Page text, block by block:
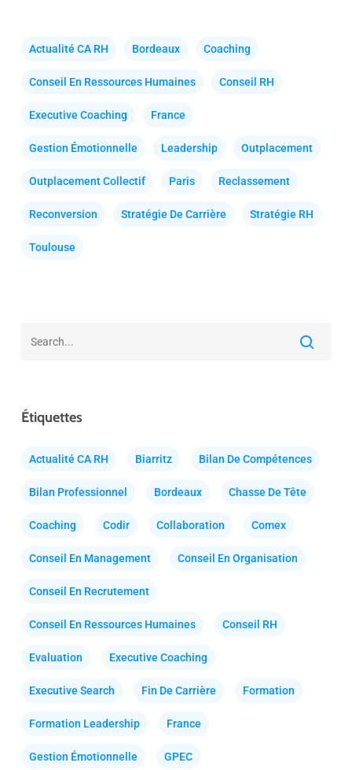
Actualité CA RH Bordeaux Coaching
Conseil En Ressources Humaines Conseil RH
Executive Coaching France
Gestion Émotionnelle Leadership Outplacement
Outplacement Collectif Paris Reclassement
Reconversion Stratégie De Carrière Stratégie RH
Toulouse
Étiquettes
Actualité CA RH Biarritz Bilan De Compétences
Bilan Professionnel Bordeaux Chasse De Tête
Coaching Codir Collaboration Comex
Conseil En Management Conseil En Organisation
Conseil En Recrutement
Conseil En Ressources Humaines Conseil RH
Evaluation Executive Coaching
Executive Search Fin De Carrière Formation
Formation Leadership France
Gestion Émotionnelle GPEC